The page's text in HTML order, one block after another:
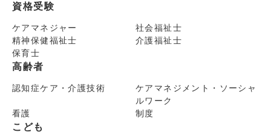
資格受験
ケアマネジャー
社会福祉士
精神保健福祉士
介護福祉士
保育士
高齢者
認知症ケア・介護技術
ケアマネジメント・ソーシャ
ルワーク
看護
制度
こども